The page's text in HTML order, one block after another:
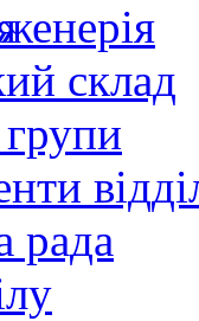
склад
рада